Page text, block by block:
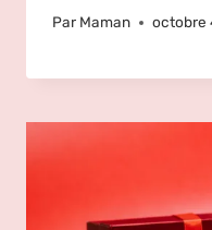
Par Maman octobre